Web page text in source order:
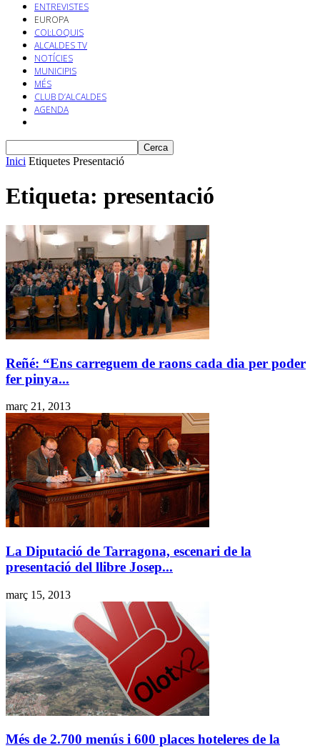
ENTREVISTES
EUROPA
COL·LOQUIS
ALCALDES TV
NOTÍCIES
MUNICIPIS
MÉS
CLUB D’ALCALDES
AGENDA
Inici Etiquetes Presentació
Etiqueta: presentació
Reñé: “Ens carreguem de raons cada dia per poder
fer pinya...
març 21, 2013
La Diputació de Tarragona, escenari de la
presentació del llibre Josep...
març 15, 2013
Més de 2.700 menús i 600 places hoteleres de la